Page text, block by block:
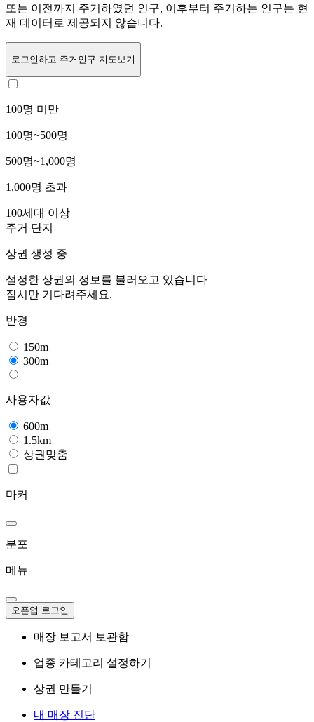
또는 이전까지 주거하였던 인구, 이후부터 주거하는 인구는 현
재 데이터로 제공되지 않습니다.
로그인하고 주거인구 지도보기
100명 미만
100명~500명
500명~1,000명
1,000명 초과
100세대 이상
주거 단지
상권 생성 중
설정한 상권의 정보를 불러오고 있습니다
잠시만 기다려주세요.
반경
150m
300m
사용자값
600m
1.5km
상권맞춤
마커
분포
메뉴
오픈업 로그인
매장 보고서 보관함
업종 카테고리 설정하기
상권 만들기
내 매장 진단